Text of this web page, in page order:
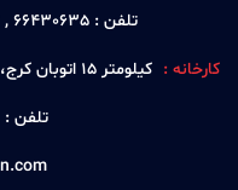
تلفن : 66430635 , 66434173-4 , 54784000 021
کارخانه : كيلومتر 15 اتوبان كرج، قزوين، جنب پل دوم كردان
تلفن :